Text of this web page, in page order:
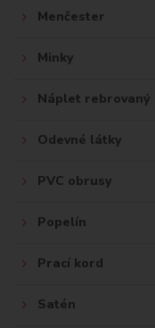
Menčester
Minky
Náplet rebrovaný
Odevné látky
PVC obrusy
Popelín
Prací kord
Satén